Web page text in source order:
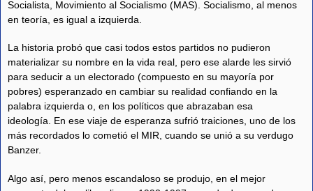
Socialista, Movimiento al Socialismo (MAS). Socialismo, al menos
en teoría, es igual a izquierda.
La historia probó que casi todos estos partidos no pudieron
materializar su nombre en la vida real, pero ese alarde les sirvió
para seducir a un electorado (compuesto en su mayoría por
pobres) esperanzado en cambiar su realidad confiando en la
palabra izquierda o, en los políticos que abrazaban esa
ideología. En ese viaje de esperanza sufrió traiciones, uno de los
más recordados lo cometió el MIR, cuando se unió a su verdugo
Banzer.
Algo así, pero menos escandaloso se produjo, en el mejor